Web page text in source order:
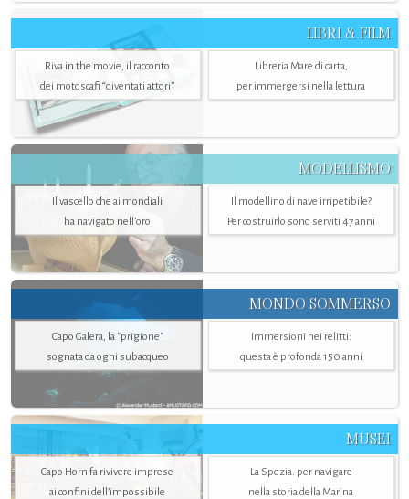
LIBRI & FILM
Riva in the movie, il racconto
dei motoscafi “diventati attori”
Libreria Mare di carta,
per immergersi nella lettura
MODELLISMO
Il vascello che ai mondiali
ha navigato nell’oro
Il modellino di nave irripetibile?
Per costruirlo sono serviti 47 anni
MONDO SOMMERSO
Capo Galera, la "prigione"
sognata da ogni subacqueo
Immersioni nei relitti:
questa è profonda 150 anni
MUSEI
Capo Horn fa rivivere imprese
ai confini dell’impossibile
La Spezia. per navigare
nella storia della Marina